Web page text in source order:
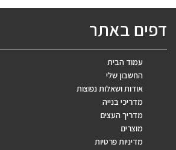
דפים באתר
עמוד הבית
החשבון שלי
אודות ושאלות נפוצות
מדריכי בנייה
מדריך העצים
מוצרים
מדיניות פרטיות